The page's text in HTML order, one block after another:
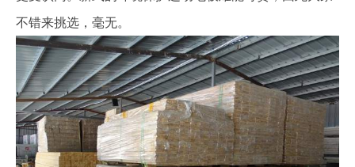
不错来挑选，毫无。